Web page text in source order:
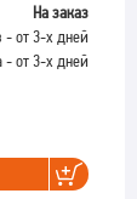
На заказ
- от 3-х дней
- от 3-х дней